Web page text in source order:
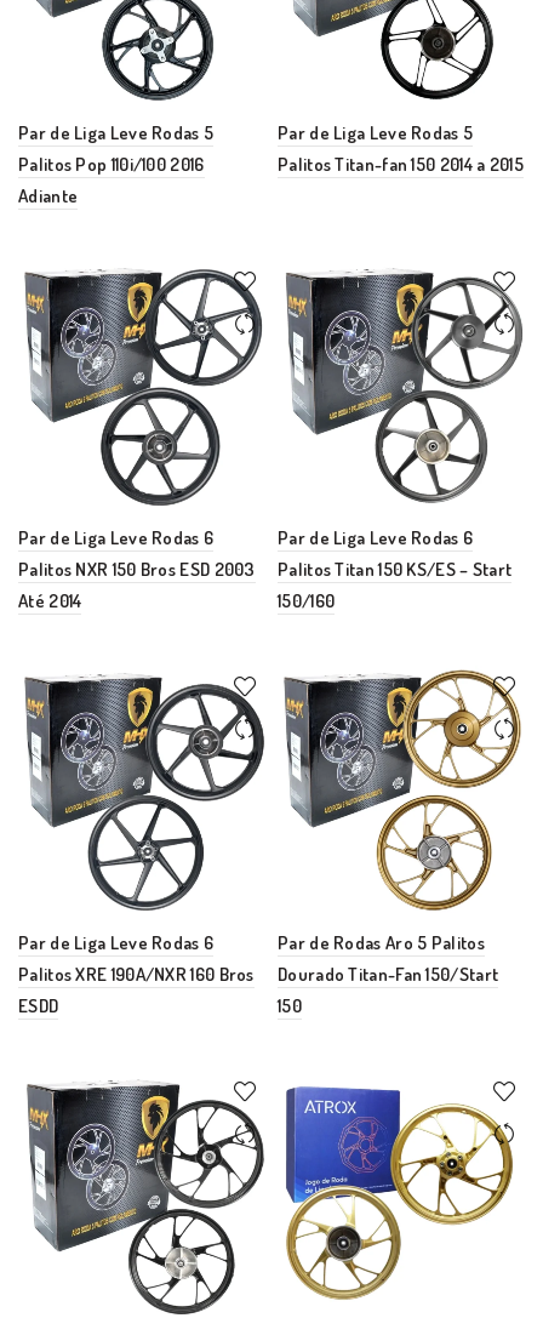
Par de Liga Leve Rodas 5
Palitos Pop 110i/100 2016
Adiante
Par de Liga Leve Rodas 5
Palitos Titan-fan 150 2014 a 2015
Par de Liga Leve Rodas 6
Palitos NXR 150 Bros ESD 2003
Até 2014
Par de Liga Leve Rodas 6
Palitos Titan 150 KS/ES – Start
150/160
Par de Liga Leve Rodas 6
Palitos XRE 190A/NXR 160 Bros
ESDD
Par de Rodas Aro 5 Palitos
Dourado Titan-Fan 150/Start
150